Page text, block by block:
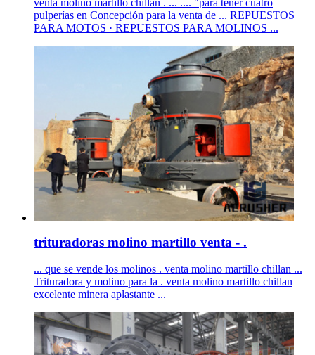
venta molino martillo chillan . ... .... "para tener cuatro
pulperías en Concepción para la venta de ... REPUESTOS
PARA MOTOS · REPUESTOS PARA MOLINOS ...
trituradoras molino martillo venta - .
... que se vende los molinos . venta molino martillo chillan ...
Trituradora y molino para la . venta molino martillo chillan
excelente minera aplastante ...